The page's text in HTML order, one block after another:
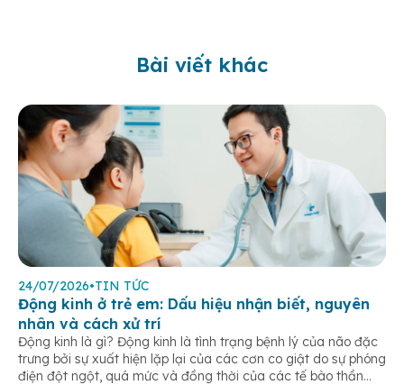
Bài viết khác
24/07/2026•TIN TỨC
Động kinh ở trẻ em: Dấu hiệu nhận biết, nguyên
nhân và cách xử trí
Động kinh là gì? Động kinh là tình trạng bệnh lý của não đặc
trưng bởi sự xuất hiện lặp lại của các cơn co giật do sự phóng
điện đột ngột, quá mức và đồng thời của các tế bào thần